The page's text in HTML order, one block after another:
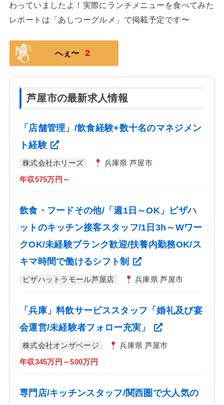
わっていましたよ！実際にランチメニューを食べてみた
レポートは「あしつーグルメ」で掲載予定です〜
へぇ〜 2
芦屋市の最新求人情報
「店舗管理」/飲食経験+数十名のマネジメン
ト経験
株式会社ホリーズ 兵庫県 芦屋市
年収575万円～
飲食・フードその他/「週1日～OK」ピザハ
ットのキッチン接客スタッフ/1日3h～Wワー
クOK/未経験ブランク歓迎/扶養内勤務OK/ス
キマ時間で働けるシフト制
ピザハットラモール芦屋店 兵庫県 芦屋市
「兵庫」料飲サービススタッフ「婚礼及び宴
会運営/未経験者フォロー充実」
株式会社オンザページ 兵庫県 芦屋市
年収345万円～500万円
専門店/キッチンスタッフ/関西圏で大人気の